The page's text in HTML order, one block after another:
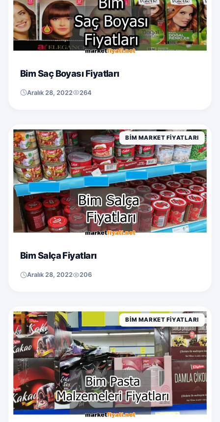
Bim Saç Boyası Fiyatları
Aralık 28, 2022 264
BIM MARKET FIYATLARI
Bim Salça Fiyatları
Aralık 28, 2022 206
BIM MARKET FIYATLARI